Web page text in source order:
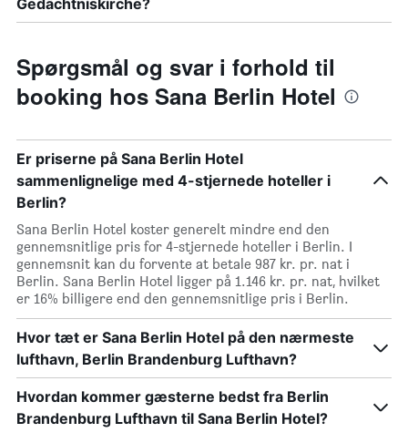
Gedächtniskirche?
Spørgsmål og svar i forhold til
booking hos Sana Berlin Hotel
Er priserne på Sana Berlin Hotel
sammenlignelige med 4-stjernede hoteller i
Berlin?
Sana Berlin Hotel koster generelt mindre end den
gennemsnitlige pris for 4-stjernede hoteller i Berlin. I
gennemsnit kan du forvente at betale 987 kr. pr. nat i
Berlin. Sana Berlin Hotel ligger på 1.146 kr. pr. nat, hvilket
er 16% billigere end den gennemsnitlige pris i Berlin.
Hvor tæt er Sana Berlin Hotel på den nærmeste
lufthavn, Berlin Brandenburg Lufthavn?
Hvordan kommer gæsterne bedst fra Berlin
Brandenburg Lufthavn til Sana Berlin Hotel?